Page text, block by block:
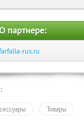
партнере:
rus.ru
Товары